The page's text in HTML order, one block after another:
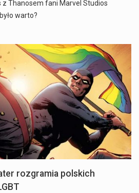
z Thanosem fani Marvel Studios
warto?
rozgramia polskich